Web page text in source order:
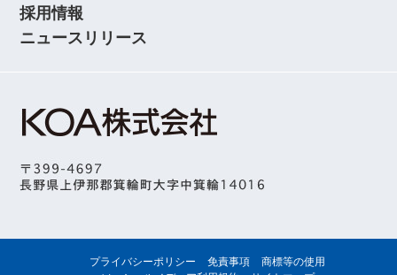
採用情報
ニュースリリース
プライバシーポリシー 免責事項
商標等の使用